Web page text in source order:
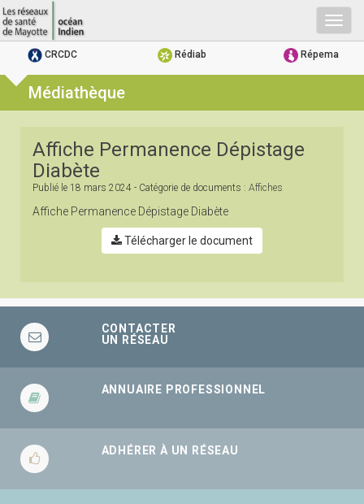
CRCDC Rédiab Répema
Médiathèque
Affiche Permanence Dépistage
Diabète
Publié le 18 mars 2024 - Catégorie de documents : Affiches
Affiche Permanence Dépistage Diabète
Télécharger le document
CONTACTER
UN RÉSEAU
ANNUAIRE PROFESSIONNEL
ADHÉRER À UN RÉSEAU